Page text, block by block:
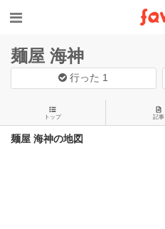
麺屋 海神
行った 1
トップ 記事
麺屋 海神の地図